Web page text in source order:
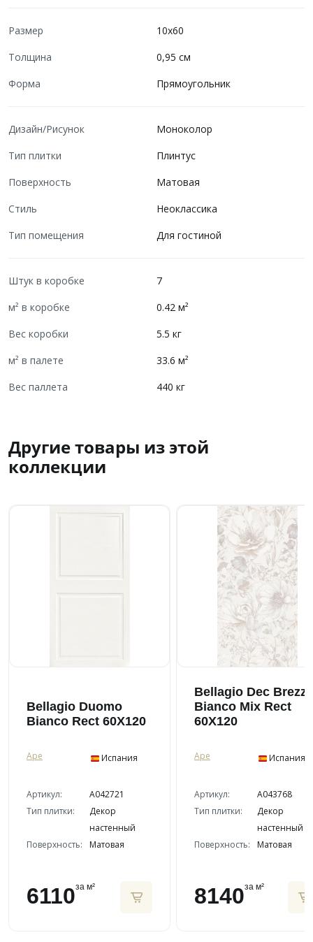
Размер
10x60
Толщина
0,95 см
Форма
Прямоугольник
Дизайн/Рисунок
Моноколор
Тип плитки
Плинтус
Поверхность
Матовая
Стиль
Неоклассика
Тип помещения
Для гостиной
Штук в коробке
7
м² в коробке
0.42 м²
Вес коробки
5.5 кг
м² в палете
33.6 м²
Вес паллета
440 кг
Другие товары из этой
коллекции
Bellagio Duomo
Bianco Rect 60X120
Ape Испания
Артикул:
A042721
Тип плитки:
Декор
настенный
Поверхность:
Матовая
6110за м²
Bellagio Dec Brezza
Bianco Mix Rect
60X120
Ape Испания
Артикул:
A043768
Тип плитки:
Декор
настенный
Поверхность:
Матовая
8140за м²